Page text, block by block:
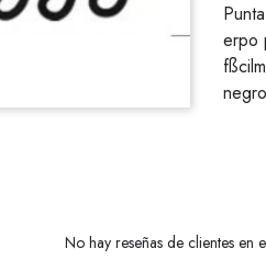
erpo
No hay reseñas de clientes en